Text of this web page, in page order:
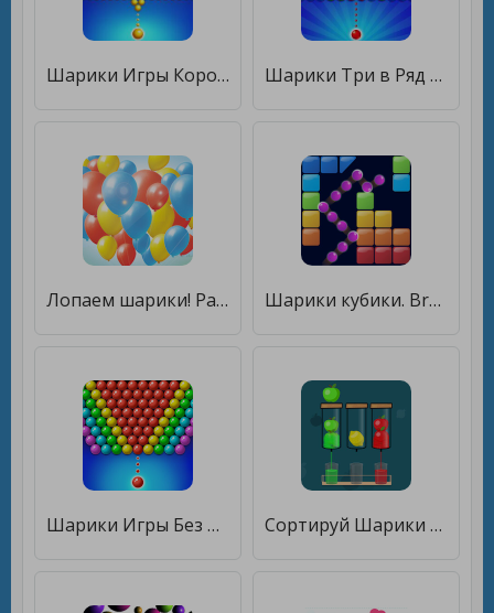
Шарики Игры Королевские [Мод меню] Шарики Три в Ряд без интернета [Мод меню]
Лопаем шарики! Развивающие игры для детей [Мод меню] Шарики кубики. Break Bricks Balls. Arcade Block. [Много монет]
Шарики Игры Без Интернета [Мод меню] Сортируй Шарики [Много денег]